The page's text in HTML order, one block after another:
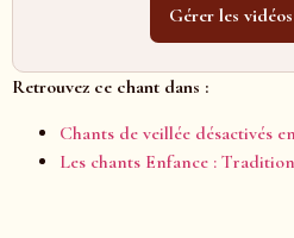
Gérer les
Retrouvez ce chant dans :
Chants de veillée désactivés
Les chants Enfance :